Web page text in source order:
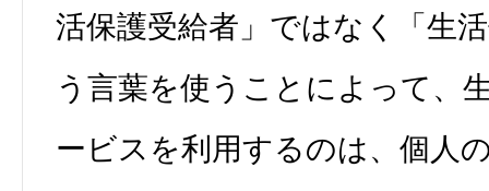
活保護受給者」ではなく「生
う言葉を使うことによって、
ービスを利用するのは、個人